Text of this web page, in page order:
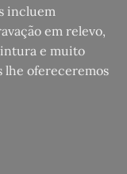
incluem
em relevo,
e muito
lhe ofereceremos